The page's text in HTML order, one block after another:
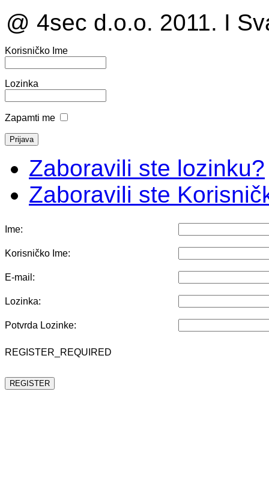
@ 4sec d.o.o. 2011. I
Korisničko Ime
Lozinka
Zapamti me
Zaboravili ste lozinku?
Zaboravili ste
Ime:
Korisničko Ime:
E-mail:
Lozinka:
Potvrda Lozinke:
REGISTER_REQUIRED
REGISTER